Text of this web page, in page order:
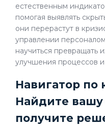
естественным
помогая выявлять
они перерастут в
управлении
научиться превращать
улучшения процессов
Навигатор по
Найдите
получите